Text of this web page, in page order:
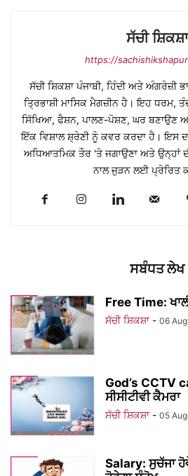
ਸੱਚੀ ਸ਼ਿਕਸ਼ਾ
https://
ਸੱਚੀ ਸ਼ਿਕਸ਼ਾ ਪੰਜਾਬੀ, ਹਿੰਦੀ ਅਤੇ ਅੰਗਰੇਜ਼ੀ
ਤ੍ਰਿਭਾਸ਼ੀ ਮਾਸਿਕ ਮੈਗਜ਼ੀਨ ਹੈ। ਇਹ ਧਰਮ,
ਸਿੱਖਿਆ, ਫੈਸ਼ਨ, ਪਾਲਣ-ਪੋਸ਼ਣ, ਘਰ ਬਣਾਉਣ
ਇੱਕ ਵਿਸ਼ਾਲ ਸ਼੍ਰੇਣੀ ਨੂੰ ਕਵਰ ਕਰਦਾ ਹੈ। ਇਸ
ਅਧਿਆਤਮਿਕ ਤੌਰ 'ਤੇ ਜਗਾਉਣਾ ਅਤੇ ਉਨ੍ਹਾਂ
ਨਾਲ ਜੁੜਨ ਲਈ ਪ੍ਰੇਰਿਤ
ਸਬੰਧਤ ਲੇਖ
Free Time:
ਸੱਚੀ ਸ਼ਿਕਸ਼ਾ - 06
God’s CCTV
ਸੀਸੀਟੀਵੀ ਕੈਮਰਾ
ਸੱਚੀ ਸ਼ਿਕਸ਼ਾ - 05
Salary: ਸੁਚੱਜਾ